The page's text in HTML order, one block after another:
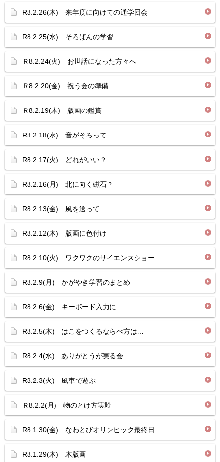
R8.2.26(木) 来年度に向けての通学団会
R8.2.25(水) そろばんの学習
Ｒ8.2.24(火) お世話になった方々へ
Ｒ8.2.20(金) 祝う会の準備
Ｒ8.2.19(木) 版画の鑑賞
R8.2.18(水) 音がそろって…
R8.2.17(火) どれがいい？
R8.2.16(月) 北に向く磁石？
R8.2.13(金) 風を送って
R8.2.12(木) 版画に色付け
R8.2.10(火) ワクワクのサイエンスショー
R8.2.9(月) かがやき学習のまとめ
R8.2.6(金) キーボード入力に
R8.2.5(木) はこをつくるならべ方は…
R8.2.4(水) ありがとうが実る会
R8.2.3(火) 風車で遊ぶ
Ｒ8.2.2(月) 物のとけ方実験
R8.1.30(金) なわとびオリンピック最終日
R8.1.29(木) 木版画